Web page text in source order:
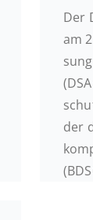
Der
am
der